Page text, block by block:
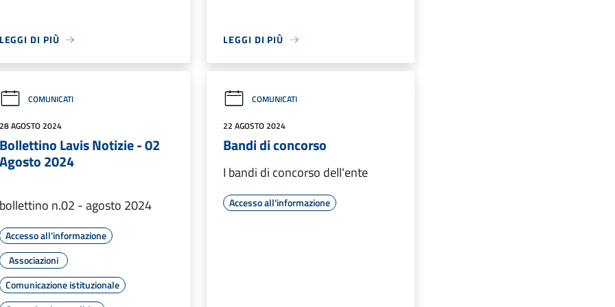
DI PIÙ LEGGI DI PIÙ
COMUNICATI
AGOSTO 2024
Lavis Notizie - 02
2024
n.02 - agosto 2024
Accesso all'informazione
Associazioni
Comunicazione istituzionale
COMUNICATI
22 AGOSTO 2024
Bandi di concorso
I bandi di concorso dell'ente
Accesso all'informazione